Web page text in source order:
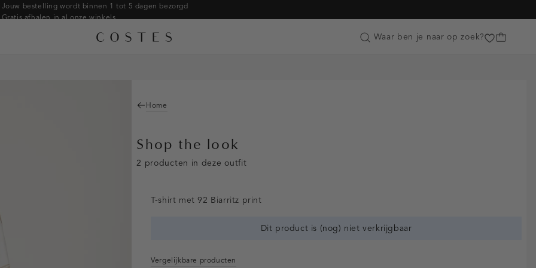
Jouw bestelling wordt binnen 1 tot 5 dagen bezorgd
Gratis afhalen in al onze winkels
Betaal zoals jij wilt: o.a. iDEAL | Wero, Riverty, Apple pay & creditcard
Customer Care
Waar ben je naar op zoek?
Home
Shop the look
2 producten in deze outfit
T-shirt met 92 Biarritz print
Dit product is (nog) niet verkrijgbaar
Vergelijkbare producten